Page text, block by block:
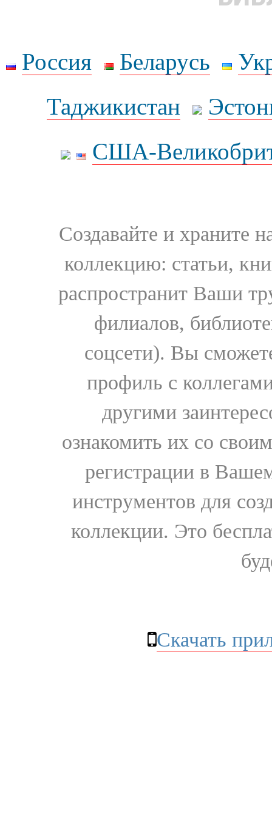
Россия Беларусь
Таджикистан
США-
Создавайте и храните
коллекцию: статьи,
распространит Ваши
филиалов,
соцсети). Вы
профиль с
другими
ознакомить их со
регистрации в
инструментов для
коллекции. Это
Скачать